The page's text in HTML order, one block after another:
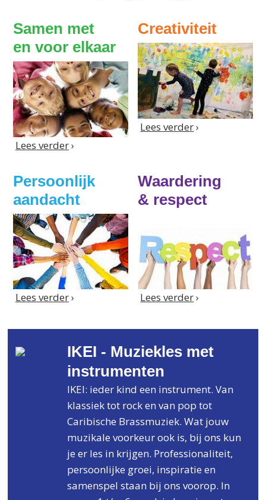
Samen met
en voor elkaar
Lees verder›
Creativiteit
Lees verder›
Persoonlijk
aandacht
Lees verder›
Waardering
& respect
Lees verder›
IKEI - Muziekles met
instrumenten
IKEI: ieder kind een instrument. Van
klassiek tot rock en van pop tot
Caribische Brassmuziek. Wat jouw
muzikale voorkeur ook is, bij ons kun
je er les in krijgen. Professionaliteit,
persoonlijke groei, inspiratie en
samenspel staan bij ons voorop. In